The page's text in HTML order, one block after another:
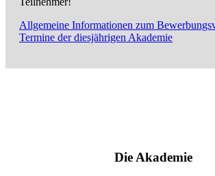
Allgemeine Informationen zum
Termine der diesjährigen Akademie
Die Akademie